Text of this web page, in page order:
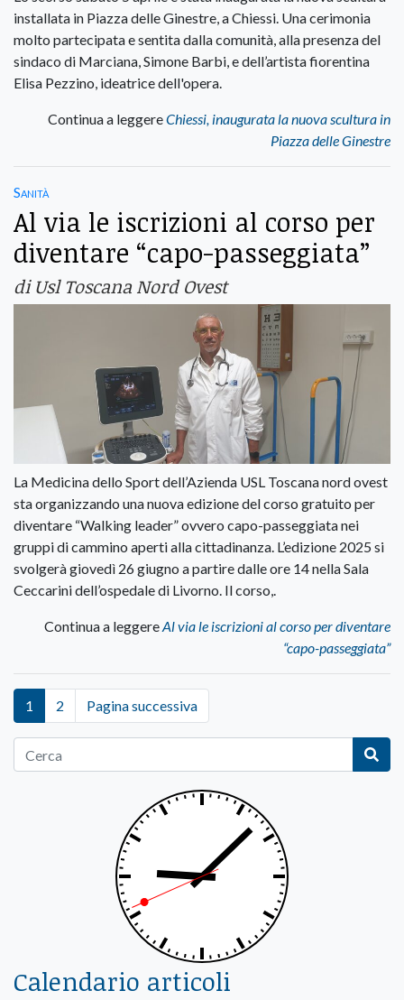
installata in Piazza delle Ginestre, a Chiessi. Una cerimonia
molto partecipata e sentita dalla comunità, alla presenza del
sindaco di Marciana, Simone Barbi, e dell’artista fiorentina
Elisa Pezzino, ideatrice dell'opera.
Continua a leggereChiessi, inaugurata la nuova scultura in
Piazza delle Ginestre
Sanità
Al via le iscrizioni al corso per
diventare “capo-passeggiata”
di Usl Toscana Nord Ovest
La Medicina dello Sport dell’Azienda USL Toscana nord ovest
sta organizzando una nuova edizione del corso gratuito per
diventare “Walking leader” ovvero capo-passeggiata nei
gruppi di cammino aperti alla cittadinanza. L’edizione 2025 si
svolgerà giovedì 26 giugno a partire dalle ore 14 nella Sala
Ceccarini dell’ospedale di Livorno. Il corso,.
Continua a leggereAl via le iscrizioni al corso per diventare
“capo-passeggiata”
1 2 Pagina successiva
Calendario articoli